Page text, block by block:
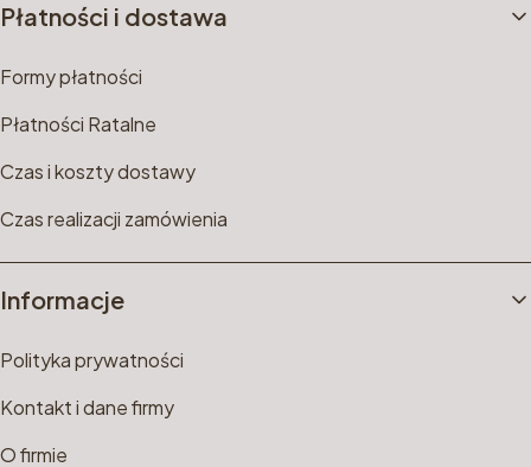
Płatności i dostawa
Formy płatności
Płatności Ratalne
Czas i koszty dostawy
Czas realizacji zamówienia
Informacje
Polityka prywatności
Kontakt i dane firmy
O firmie